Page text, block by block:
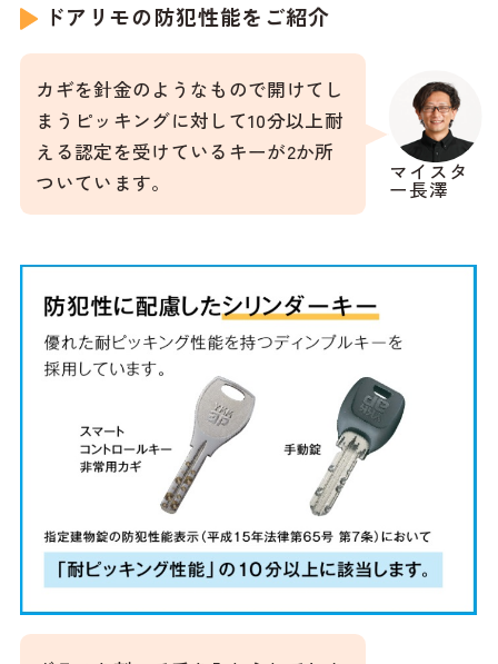
ドアリモの防犯性能をご紹介
マイスタ
ー長澤
カギを針金のようなもので開けてし
まうピッキングに対して10分以上耐
える認定を受けているキーが2か所
ついています。